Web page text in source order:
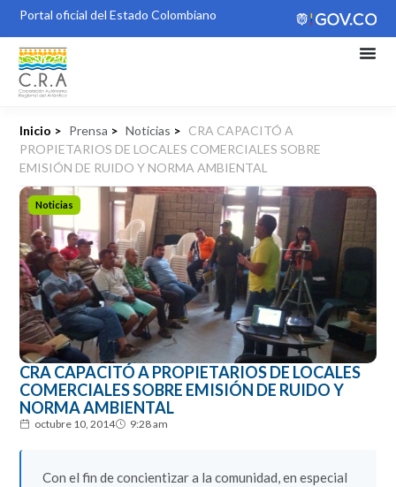
Portal oficial del Estado Colombiano
Inicio > Prensa > Noticias > CRA CAPACITÓ A
PROPIETARIOS DE LOCALES COMERCIALES SOBRE
EMISIÓN DE RUIDO Y NORMA AMBIENTAL
Noticias
CRA CAPACITÓ A PROPIETARIOS DE LOCALES
COMERCIALES SOBRE EMISIÓN DE RUIDO Y
NORMA AMBIENTAL
octubre 10, 2014 9:28 am
Con el fin de concientizar a la comunidad, en especial